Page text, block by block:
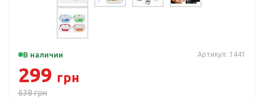
В наличии Артикул: 1441
299 грн
638грн